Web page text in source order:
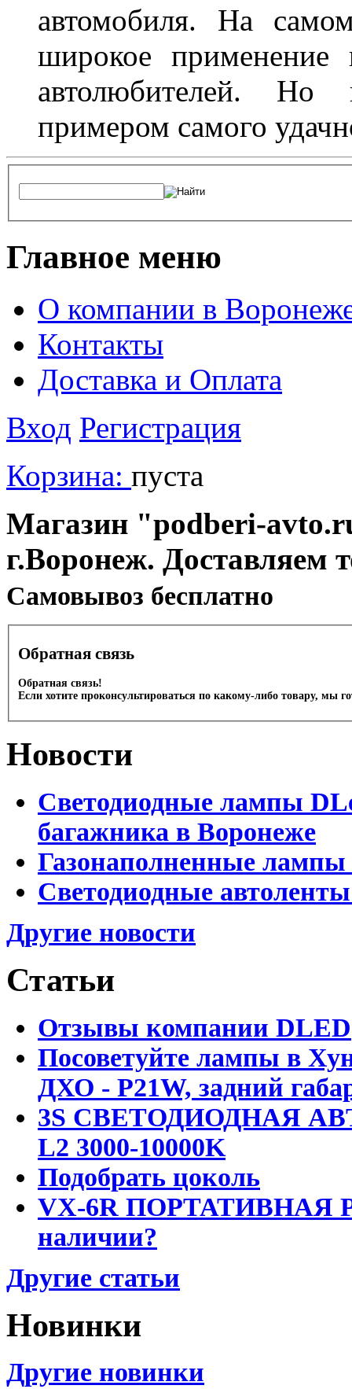
автомобиля. На
широкое
автолюбителей. Но
примером самого
Главное меню
О компании в
Контакты
Доставка и Оплата
Вход Регистрация
Корзина: пуста
Магазин "podberi-
г.Воронеж. Доставляем
Cамовывоз бесплатно
Обратная связь
Обратная связь!
Если хотите проконсультироваться по какому-либо товару, мы
Новости
Светодиодные лампы
багажника в Воронеже
Газонаполненные
Светодиодные
Другие новости
Статьи
Отзывы компании DLED
Посоветуйте лампы в
ДХО - P21W, задний
3S СВЕТОДИОДНАЯ
L2 3000-10000K
Подобрать цоколь
VX-6R ПОРТАТИВНАЯ
наличии?
Другие статьи
Новинки
Другие новинки